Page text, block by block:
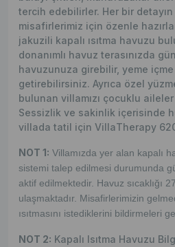
tercih edebilirler. Her bir
misafirlerimiz için özenle
jakuzili kapalı ısıtma havuzu
donanımlı havuz terasınızda
havuzunuza girebilir, yeme
getirebilirsiniz. Ayrıca özel
bulunan villamızı çocuklu
Sessizlik ve sakinlik içerisinde
villada tatil için VillaTherapy
NOT 1: Villamızda yer alan kapalı
sistemi talep edilmesi durumunda
aktif edilmektedir. Havuz sıcaklığı
ulaşmaktadır. Misafirlerimizin
ısıtmasını istediklerini bildirmeleri
NOT 2: Kapalı Isıtma Havuzu